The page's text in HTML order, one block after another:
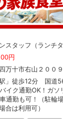
スタッフ（ランチタ
円
万十市右山２００９
駅」徒歩12分 国道
イク通勤OK！ガソ
通勤も可！（駐輪
合は利用可）